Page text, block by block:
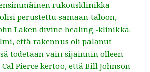
rukousklinikka
perustettu samaan taloon,
Laken divine healing -klinikka.
että rakennus oli palanut
todetaan vain sijainnin olleen
Pierce kertoo, että Bill Johnson